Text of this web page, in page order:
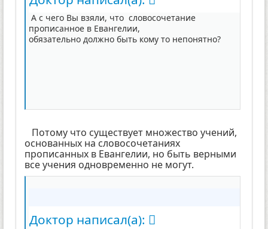
А с чего Вы взяли, что словосочетание
прописанное в Евангелии,
обязательно должно быть кому то непонятно?
Потому что существует множество учений,
основанных на словосочетаниях
прописанных в Евангелии, но быть верными
все учения одновременно не могут.
Доктор написал(а):